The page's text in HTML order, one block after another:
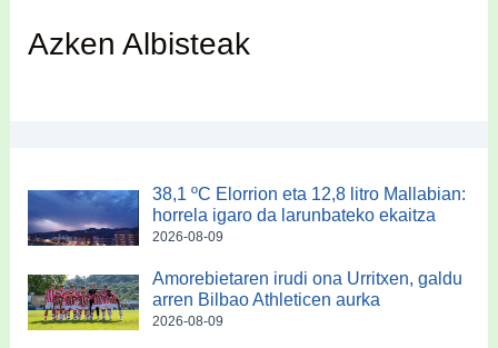
Azken Albisteak
38,1 ºC Elorrion eta 12,8 litro Mallabian:
horrela igaro da larunbateko ekaitza
2026-08-09
Amorebietaren irudi ona Urritxen, galdu
arren Bilbao Athleticen aurka
2026-08-09